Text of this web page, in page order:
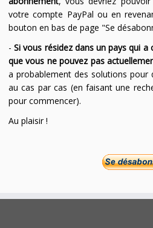
votre compte PayPal ou en
bouton en bas de page "Se
-Si vous résidez dans un pays qui
que vous ne pouvez pas
a probablement des solutions pour
au cas par cas (en faisant une
pour commencer).
Au plaisir !